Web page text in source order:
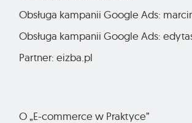
Obsługa kampanii Google Ads:
Obsługa kampanii Google Ads:
Partner: eizba.pl
O „E-commerce w Praktyce”